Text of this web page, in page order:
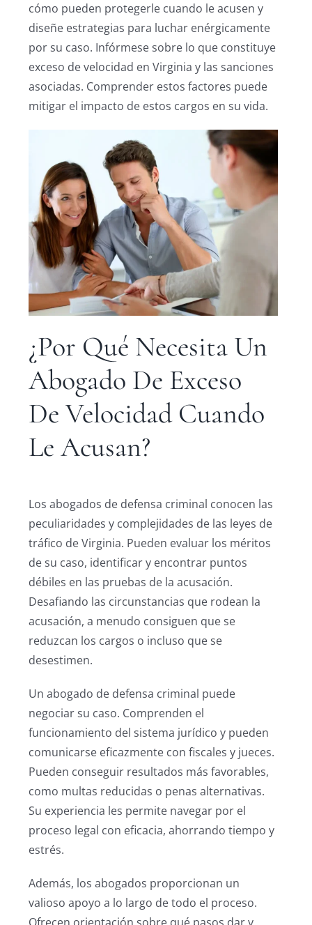
cómo pueden protegerle cuando le acusen y
diseñe estrategias para luchar enérgicamente
por su caso. Infórmese sobre lo que constituye
exceso de velocidad en Virginia y las sanciones
asociadas. Comprender estos factores puede
mitigar el impacto de estos cargos en su vida.
¿Por Qué Necesita Un
Abogado De Exceso
De Velocidad Cuando
Le Acusan?
Los abogados de defensa criminal conocen las
peculiaridades y complejidades de las leyes de
tráfico de Virginia. Pueden evaluar los méritos
de su caso, identificar y encontrar puntos
débiles en las pruebas de la acusación.
Desafiando las circunstancias que rodean la
acusación, a menudo consiguen que se
reduzcan los cargos o incluso que se
desestimen.
Un abogado de defensa criminal puede
negociar su caso. Comprenden el
funcionamiento del sistema jurídico y pueden
comunicarse eficazmente con fiscales y jueces.
Pueden conseguir resultados más favorables,
como multas reducidas o penas alternativas.
Su experiencia les permite navegar por el
proceso legal con eficacia, ahorrando tiempo y
estrés.
Además, los abogados proporcionan un
valioso apoyo a lo largo de todo el proceso.